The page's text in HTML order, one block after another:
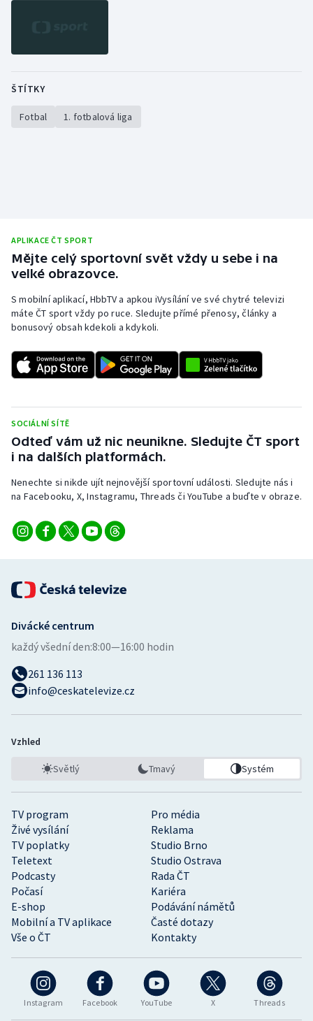
ŠTÍTKY
Fotbal 1. fotbalová liga
APLIKACE ČT SPORT
Mějte celý sportovní svět vždy u sebe i na
velké obrazovce.
S mobilní aplikací, HbbTV a apkou iVysílání ve své chytré televizi
máte ČT sport vždy po ruce. Sledujte přímé přenosy, články a
bonusový obsah kdekoli a kdykoli.
SOCIÁLNÍ SÍTĚ
Odteď vám už nic neunikne. Sledujte ČT sport
i na dalších platformách.
Nenechte si nikde ujít nejnovější sportovní události. Sledujte nás i
na Facebooku, X, Instagramu, Threads či YouTube a buďte v obraze.
Instagram Facebook YouTube X Threads
TV program
Pro média
Živé vysílání
Reklama
TV poplatky
Studio Brno
Teletext
Studio Ostrava
Podcasty
Rada ČT
Počasí
Kariéra
E-shop
Podávání námětů
Mobilní a TV aplikace
Časté dotazy
Vše o ČT
Kontakty
Divácké centrum
každý všední den:8:00—16:00 hodin
261 136 113
info@ceskatelevize.cz
Vzhled
Světlý Tmavý Systém